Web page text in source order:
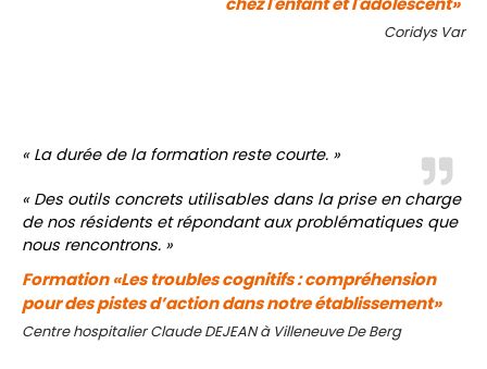
Coridys Var
« La durée de la formation reste courte. »
« Des outils concrets utilisables dans la prise en charge
de nos résidents et répondant aux problématiques que
nous rencontrons. »
Formation «Les troubles cognitifs : compréhension
pour des pistes d’action dans notre établissement»
Centre hospitalier Claude DEJEAN à Villeneuve De Berg